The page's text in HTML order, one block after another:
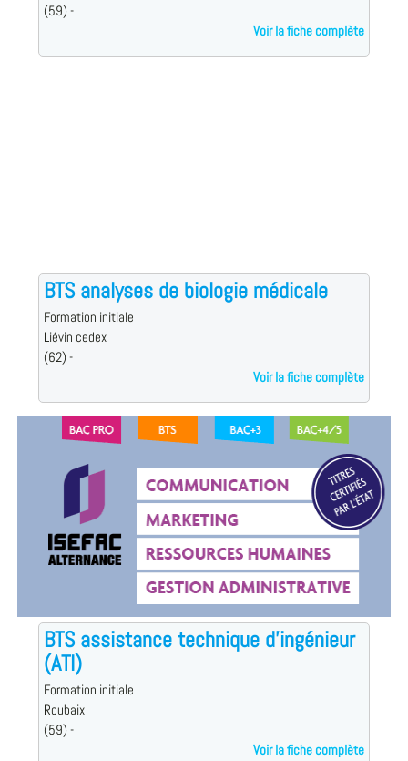
(59) -
Voir la fiche complète
BTS analyses de biologie médicale
Formation initiale
Liévin cedex
(62) -
Voir la fiche complète
BTS assistance technique d'ingénieur
(ATI)
Formation initiale
Roubaix
(59) -
Voir la fiche complète